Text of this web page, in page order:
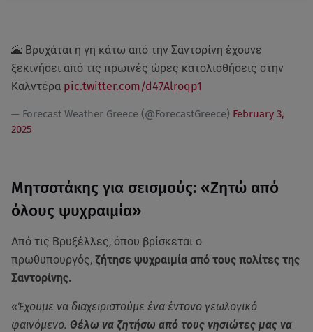
🌋 Βρυχάται η γη κάτω από την Σαντορίνη έχουνε
ξεκινήσει από τις πρωινές ώρες κατολισθήσεις στην
Καλντέρα pic.twitter.com/d47Alroqp1
— Forecast Weather Greece (@ForecastGreece) February 3,
2025
Μητσοτάκης για σεισμούς: «Ζητώ από
όλους ψυχραιμία»
Από τις Βρυξέλλες, όπου βρίσκεται ο
πρωθυπουργός, ζήτησε ψυχραιμία από τους πολίτες της
Σαντορίνης.
«Έχουμε να διαχειριστούμε ένα έντονο γεωλογικό
φαινόμενο. Θέλω να ζητήσω από τους νησιώτες μας να